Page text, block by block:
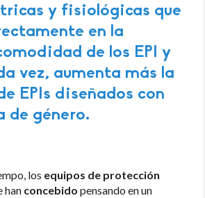
y fisiológicas que
en la
de los EPI y
vez, aumenta más la
EPIs diseñados con
de género.
los equipos de protección
han concebido pensando en un